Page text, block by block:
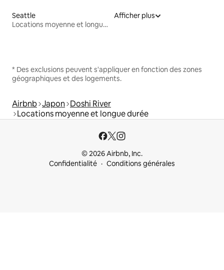
Seattle
Locations moyenne et longue durée
Afficher plus
* Des exclusions peuvent s'appliquer en fonction des zones
géographiques et des logements.
Airbnb Japon Doshi River
Locations moyenne et longue durée
© 2026 Airbnb, Inc.
Confidentialité
Conditions générales